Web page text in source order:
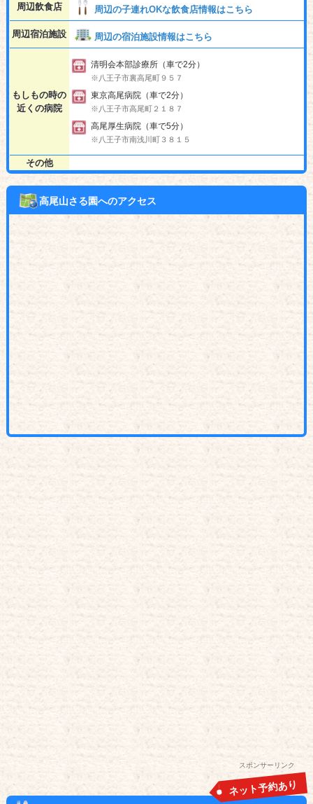
周辺飲食店 周辺の子連れOKな飲食店情報はこちら
周辺宿泊施設 周辺の宿泊施設情報はこちら
もしもの時の
近くの病院
清明会本部診療所（車で2分）
※八王子市裏高尾町９５７
東京高尾病院（車で2分）
※八王子市高尾町２１８７
高尾厚生病院（車で5分）
※八王子市南浅川町３８１５
その他
高尾山さる園へのアクセス
スポンサーリンク
ネット予約あり